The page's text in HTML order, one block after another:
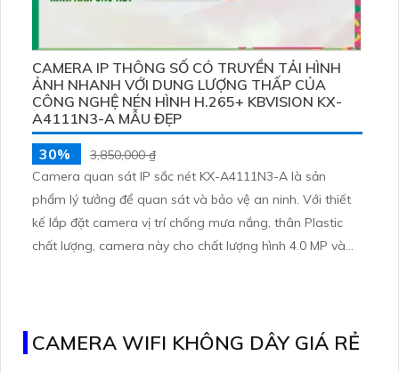
CAMERA IP THÔNG SỐ CÓ TRUYỀN TẢI HÌNH
ẢNH NHANH VỚI DUNG LƯỢNG THẤP CỦA
CÔNG NGHỆ NÉN HÌNH H.265+ KBVISION KX-
A4111N3-A MẪU ĐẸP
30%
3,850,000 ₫
Camera quan sát IP sắc nét KX-A4111N3-A là sản
phẩm lý tưởng để quan sát và bảo vệ an ninh. Với thiết
kế lắp đặt camera vị trí chống mưa nắng, thân Plastic
chất lượng, camera này cho chất lượng hình 4.0 MP và
CAMERA WIFI KHÔNG DÂY GIÁ RẺ